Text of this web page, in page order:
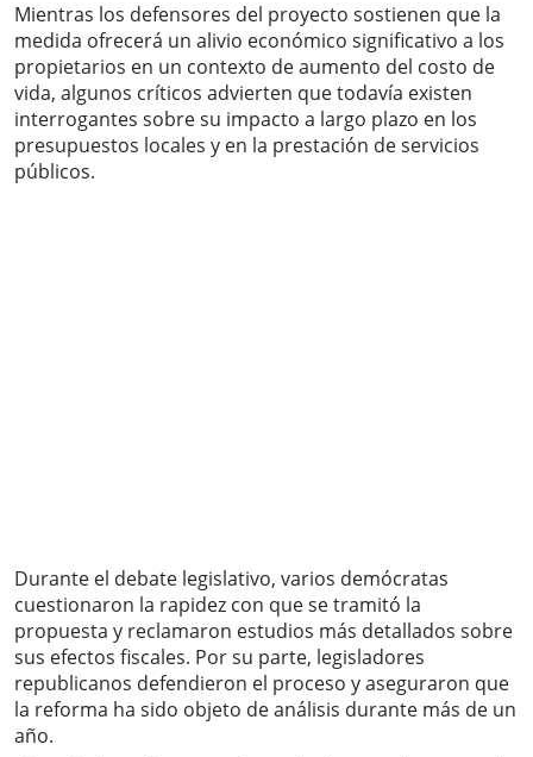
Mientras los defensores del proyecto sostienen que la
medida ofrecerá un alivio económico significativo a los
propietarios en un contexto de aumento del costo de
vida, algunos críticos advierten que todavía existen
interrogantes sobre su impacto a largo plazo en los
presupuestos locales y en la prestación de servicios
públicos.
Durante el debate legislativo, varios demócratas
cuestionaron la rapidez con que se tramitó la
propuesta y reclamaron estudios más detallados sobre
sus efectos fiscales. Por su parte, legisladores
republicanos defendieron el proceso y aseguraron que
la reforma ha sido objeto de análisis durante más de un
año.